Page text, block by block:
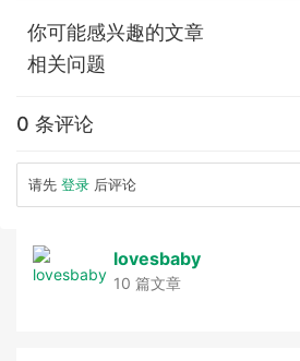
你可能感兴趣的文章
相关问题
0 条评论
请先 登录 后评论
lovesbaby
10 篇文章